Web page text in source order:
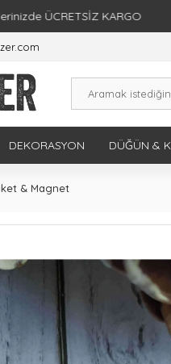
KARGO 1500
DEKORASYON DÜĞÜN &
& Magnet